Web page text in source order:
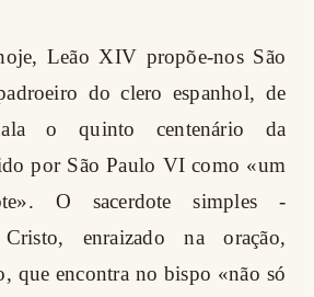
Leão XIV propõe-nos São
do clero espanhol, de
o quinto centenário da
por São Paulo VI como «um
O sacerdote simples -
enraizado na oração,
que encontra no bispo «não só